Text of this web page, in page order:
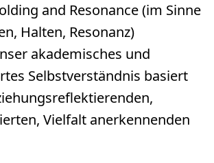
and Resonance (im Sinne
Halten, Resonanz)
akademisches und
Selbstverständnis basiert
Vielfalt anerkennenden